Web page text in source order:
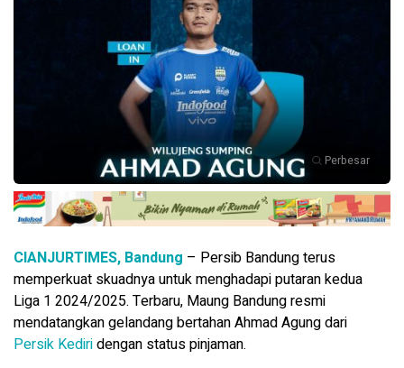
Perbesar
CIANJURTIMES, Bandung – Persib Bandung terus
memperkuat skuadnya untuk menghadapi putaran kedua
Liga 1 2024/2025. Terbaru, Maung Bandung resmi
mendatangkan gelandang bertahan Ahmad Agung dari
Persik Kediridengan status pinjaman.